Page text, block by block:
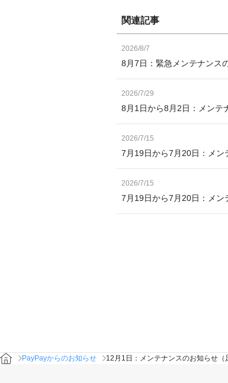
関連記事
2026/8/7
8月7日：緊急メンテナンス
2026/7/29
8月1日から8月2日：メンテ
2026/7/15
7月19日から7月20日：メン
2026/7/15
7月19日から7月20日：メン
PayPayからのお知らせ 12月1日：メンテナンスのお知らせ（